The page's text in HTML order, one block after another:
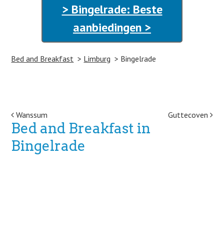
> Bingelrade: Beste
aanbiedingen >
Bed and Breakfast Limburg Bingelrade
Post navigation
Wanssum Guttecoven
Bed and Breakfast in
Bingelrade